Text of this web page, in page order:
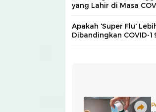
yang Lahir di Masa
Apakah 'Super Flu'
Dibandingkan COVID-